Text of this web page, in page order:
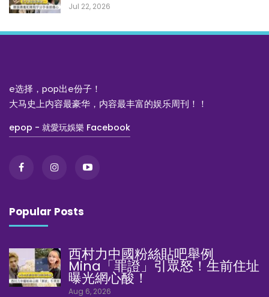
Jul 22, 2026
e选择，pop出e份子！
大马史上内容最豪华，内容最丰富的娱乐周刊！！
epop - 就愛玩娛樂 Facebook
Popular Posts
西村力中國粉絲貼吧舉例
Mina「罪證」引眾怒！生前住址
曝光網心酸！
Aug 6, 2026